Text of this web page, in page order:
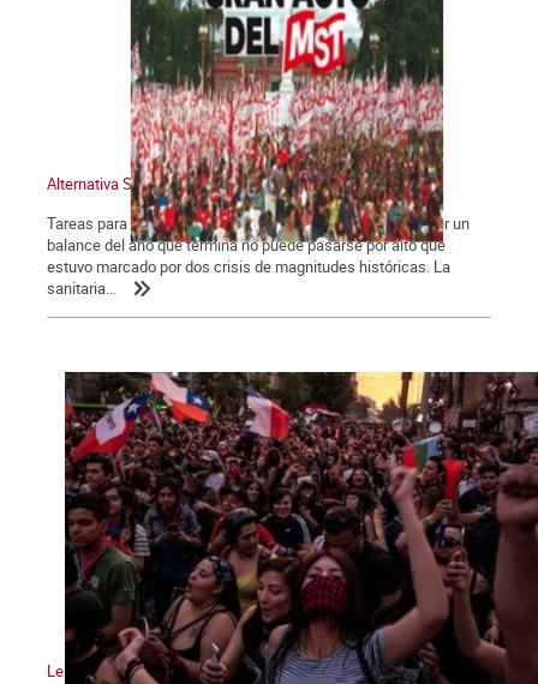
Alternativa Socialista 775
Tareas para el año que comienza Las dos crisis. Para hacer un
balance del año que termina no puede pasarse por alto que
estuvo marcado por dos crisis de magnitudes históricas. La
sanitaria...
Le vent de la révolution souffle sur le monde